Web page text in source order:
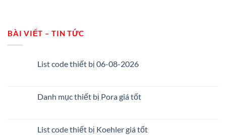
BÀI VIẾT – TIN TỨC
List code thiết bị 06-08-2026
Danh mục thiết bị Pora giá tốt
List code thiết bị Koehler giá tốt